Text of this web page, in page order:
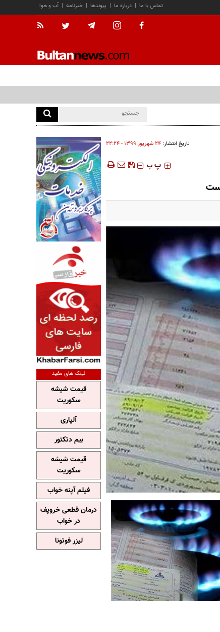
آب و هوا | خبرنامه | پیوندها | درباره ما | تماس با ما
تاریخ انتشار: ۲۴ شهريور ۱۳۹۹ - ۲۲:۲۴
‍‍‍ پ پ
لینک های مفید
قیمت شیشه
سکوریت
آلپاری
بیم دتکتور
قیمت شیشه
سکوریت
فیلم آپنه خواب
درمان قطعی خروپف
در خواب
لیزر فوتونا